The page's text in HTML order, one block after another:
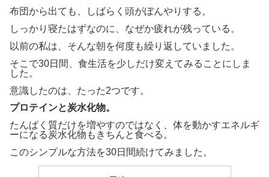
布団から出ても、しばらく頭がぼんやりする。
しっかり寝たはずなのに、なぜか疲れが残っている。
以前の私は、そんな朝を何度も繰り返していました。
そこで30日間、食生活を少しだけ変えてみることにしま
した。
意識したのは、たった2つです。
プロテインと炭水化物。
たんぱく質だけを増やすのではなく、体を動かすエネルギ
ーになる炭水化物もきちんと食べる。
このシンプルな方法を30日間続けてみました。